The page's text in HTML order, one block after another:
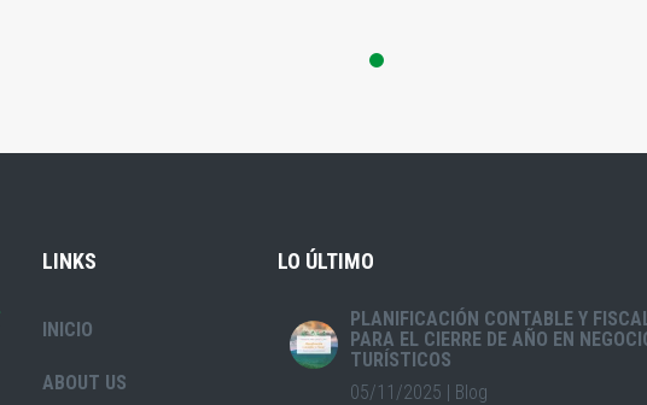
LINKS
INICIO
ABOUT US
LO ÚLTIMO
PLANIFICACIÓN CONTABLE Y
PARA EL CIERRE DE AÑO EN
TURÍSTICOS
05/11/2025 | Blog